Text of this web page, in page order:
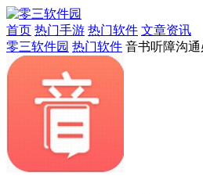
首页 热门手游 热门软件 文章资讯
零三软件园 热门软件 音书听障沟